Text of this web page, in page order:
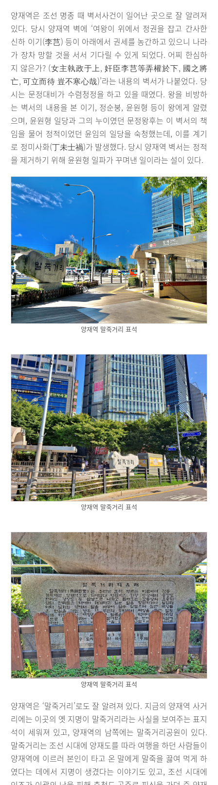
양재역은 조선 명종 때 벽서사건이 일어난 곳으로 잘 알려져
있다. 당시 양재역 벽에 ‘여왕이 위에서 정권을 잡고 간사한
신하 이기(李芑) 등이 아래에서 권세를 농간하고 있으니 나라
가 장차 망할 것을 서서 기다릴 수 있게 되었다. 어찌 한심하
지 않은가? (女主執政于上, 奸臣李芑等弄權於下, 國之將
亡, 可立而待 豈不寒心哉)’라는 내용의 벽서가 나붙었다. 당
시는 문정대비가 수렴청정을 하고 있을 때였다. 왕을 비방하
는 벽서의 내용을 본 이기, 정순붕, 윤원형 등이 왕에게 알렸
으며, 윤원형 일당과 그의 누이였던 문정왕후는 이 벽서의 책
임을 물어 정적이었던 윤임의 일당을 숙청했는데, 이를 계기
로 정미사화(丁未士禍)가 발생했다. 당시 양재역 벽서는 정적
을 제거하기 위해 윤원형 일파가 꾸며낸 일이라는 설이 있다.
양재역 말죽거리 표석
양재역 말죽거리 표석
양재역 말죽거리 표석
양재역은 ‘말죽거리’로도 잘 알려져 있다. 지금의 양재역 사거
리에는 이곳의 옛 지명이 말죽거리라는 사실을 보여주는 표지
석이 세워져 있고, 양재역의 남쪽에는 말죽거리공원이 있다.
말죽거리는 조선 시대에 양재도를 따라 여행을 하던 사람들이
양재역에 이르러 본인이 타고 온 말에게 말죽을 끓여 먹게 하
였다는 데에서 지명이 생겼다는 이야기도 있고, 조선 시대에